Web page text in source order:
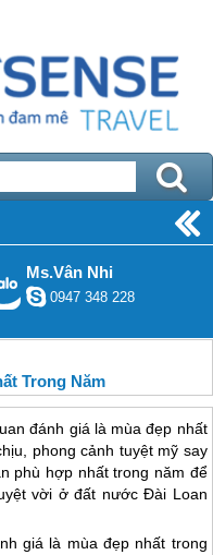
Ms.Vân Nhi
0947 348 228
Trong Năm
đánh giá là mùa đẹp nhất
phong cảnh tuyệt mỹ say
phù hợp nhất trong năm để
vời ở đất nước Đài Loan
giá là mùa đẹp nhất trong